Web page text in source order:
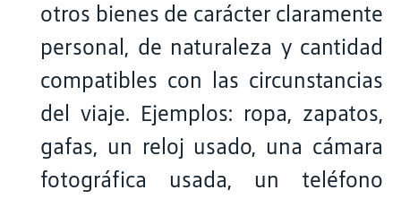
otros bienes de carácter claramente
personal, de naturaleza y cantidad
compatibles con las circunstancias
del viaje. Ejemplos: ropa, zapatos,
gafas, un reloj usado, una cámara
fotográfica usada, un teléfono